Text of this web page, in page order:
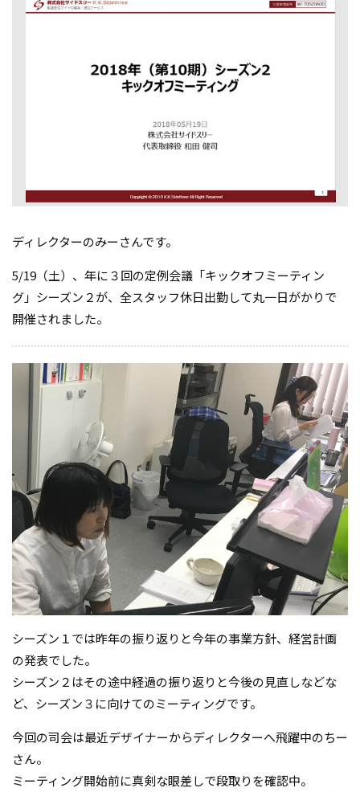
ディレクターのみーさんです。
5/19（土）、年に３回の定例会議「キックオフミーティン
グ」シーズン２が、全スタッフ休日出勤して丸一日がかりで
開催されました。
シーズン１では昨年の振り返りと今年の事業方針、経営計画
の発表でした。
シーズン２はその途中経過の振り返りと今後の見直しなどな
ど、シーズン３に向けてのミーティングです。
今回の司会は最近デザイナーからディレクターへ飛躍中のちー
さん。
ミーティング開始前に真剣な眼差しで段取りを確認中。